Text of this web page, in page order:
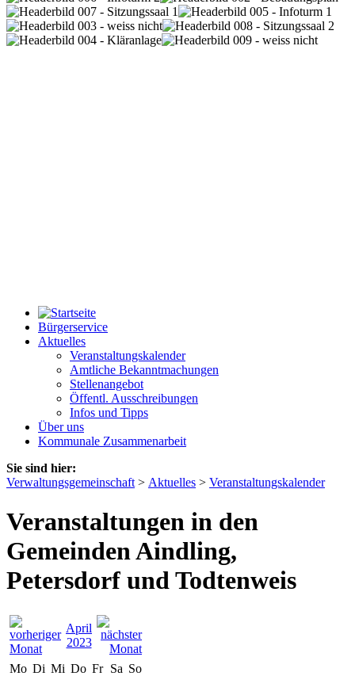
Bürgerservice
Aktuelles
Veranstaltungskalender
Amtliche Bekanntmachungen
Stellenangebot
Öffentl. Ausschreibungen
Infos und Tipps
Über uns
Kommunale Zusammenarbeit
Sie sind hier:
Verwaltungsgemeinschaft > Aktuelles > Veranstaltungskalender
Veranstaltungen in den
Gemeinden Aindling,
Petersdorf und Todtenweis
April
2023
Mo Di Mi Do Fr Sa So